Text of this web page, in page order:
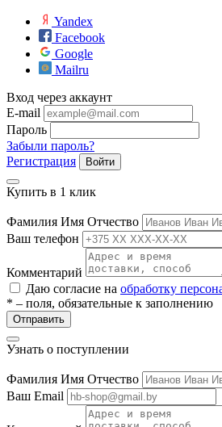
Yandex
Facebook
Google
Mailru
Вход через аккаунт
E-mail
Пароль
Забыли пароль?
Регистрация
Войти
Купить в 1 клик
Фамилия Имя Отчество
Ваш телефон
Комментарий
Даю согласие на обработку
* – поля, обязательные к заполнению
Отправить
Узнать о поступлении
Фамилия Имя Отчество
Ваш Email